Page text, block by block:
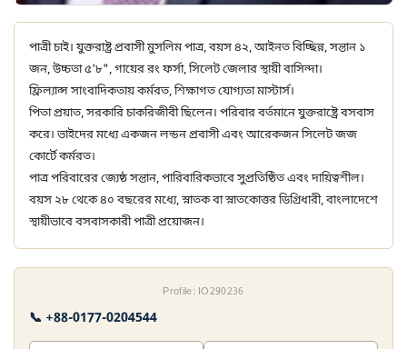
পাত্রী চাই। যুক্তরাষ্ট্র প্রবাসী মুসলিম পাত্র, বয়স ৪২, আইনত বিচ্ছিন্ন, সন্তান ১
জন, উচ্চতা ৫'৮", গায়ের রং ফর্সা, সিলেট জেলার স্থায়ী বাসিন্দা।
ফ্রিল্যান্স সাংবাদিকতায় কর্মরত, শিক্ষাগত যোগ্যতা মাস্টার্স।
পিতা প্রয়াত, সরকারি চাকরিজীবী ছিলেন। পরিবার বর্তমানে যুক্তরাষ্ট্রে বসবাস
করে। ভাইদের মধ্যে একজন লন্ডন প্রবাসী এবং আরেকজন সিলেট জজ
কোর্টে কর্মরত।
পাত্র পরিবারের জ্যেষ্ঠ সন্তান, পারিবারিকভাবে সুপ্রতিষ্ঠিত এবং দায়িত্বশীল।
বয়স ২৮ থেকে ৪০ বছরের মধ্যে, স্নাতক বা স্নাতকোত্তর ডিগ্রিধারী, বাংলাদেশে
স্থায়ীভাবে বসবাসকারী পাত্রী প্রয়োজন।
Profile: IO290236
📞 +88-0177-0204544